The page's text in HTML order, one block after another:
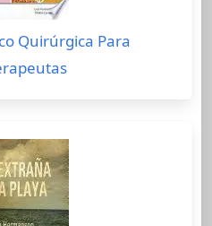
Quirúrgica Para